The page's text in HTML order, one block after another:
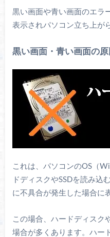
黒い画面や青い画面のエラ
表示されパソコン立ち上が
黒い画面・青い画面の原
これは、パソコンのOS（
ドディスクやSSDを読み込
に不具合が発生した場合に
この場合、ハードディスク
場合が多くあります。ハー